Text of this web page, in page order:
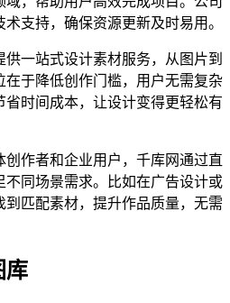
支持，确保资源更新及时易用。
一站式设计素材服务，从图片到
于降低创作门槛，用户无需复杂
时间成本，让设计变得更轻松有
作者和企业用户，千库网通过直
同场景需求。比如在广告设计或
匹配素材，提升作品质量，无需
库